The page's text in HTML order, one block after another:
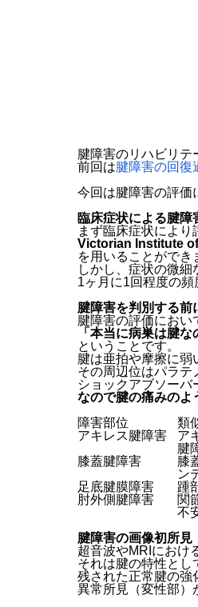
腱障害のリハビリテ
前回は腱障害の回復
今回は腱障害の評価
臨床症状による腱障
まず臨床症状により
Victorian Institute
を用いることができ
しかし、症状の微
1ヶ月に1回程度の頻
腱障害を判別する前
腱障害の評価におい
「本当に病巣は腱な
ということです。
腱は亜拍や摩擦に弱
その周辺位はパラテ
ショックアブソーバ
なので腱の痛みのよ
障害部位
類
アキレス腱障害
ア
腱
膝蓋腱障害
膝
ン
足底腱膜障害
踵
肘外側腱障害
関
不
腱障害の画像初所見
超音波やMRIにおけ
それは腱の特性とし
残された正常腱の強
異常所見（変性部）